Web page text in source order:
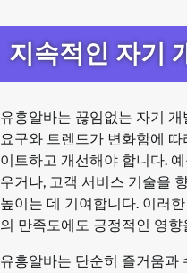
지속적인 자기
유흥알바는 끊임없는 자기
요구와 트렌드가 변화함에
이트하고 개선해야 합니다.
우거나, 고객 서비스 기술을
높이는 데 기여합니다. 이러
의 만족도에도 긍정적인 영향
유흥알바는 단순히 즐거움과